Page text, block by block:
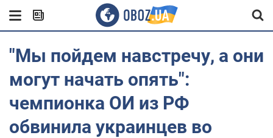
"Мы пойдем навстречу, а они
могут начать опять":
чемпионка ОИ из РФ
обвинила украинцев во